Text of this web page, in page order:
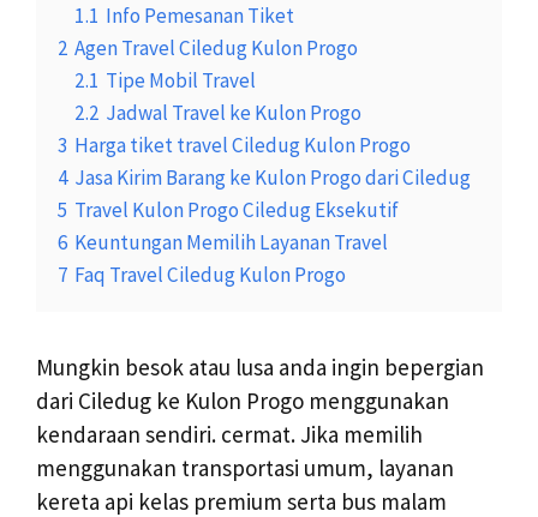
1.1 Info Pemesanan Tiket
2 Agen Travel Ciledug Kulon Progo
2.1 Tipe Mobil Travel
2.2 Jadwal Travel ke Kulon Progo
3 Harga tiket travel Ciledug Kulon Progo
4 Jasa Kirim Barang ke Kulon Progo dari Ciledug
5 Travel Kulon Progo Ciledug Eksekutif
6 Keuntungan Memilih Layanan Travel
7 Faq Travel Ciledug Kulon Progo
Mungkin besok atau lusa anda ingin bepergian
dari Ciledug ke Kulon Progo menggunakan
kendaraan sendiri. cermat. Jika memilih
menggunakan transportasi umum, layanan
kereta api kelas premium serta bus malam